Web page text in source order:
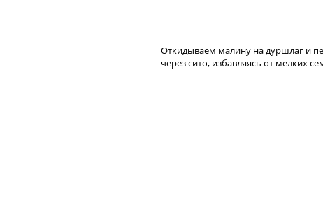
Откидываем малину на дуршлаг и
через сито, избавляясь от мелких